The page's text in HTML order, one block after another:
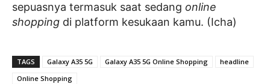
sepuasnya termasuk saat sedang online
shopping di platform kesukaan kamu. (Icha)
TAGS Galaxy A35 5G Galaxy A35 5G Online Shopping
headline
Online Shopping